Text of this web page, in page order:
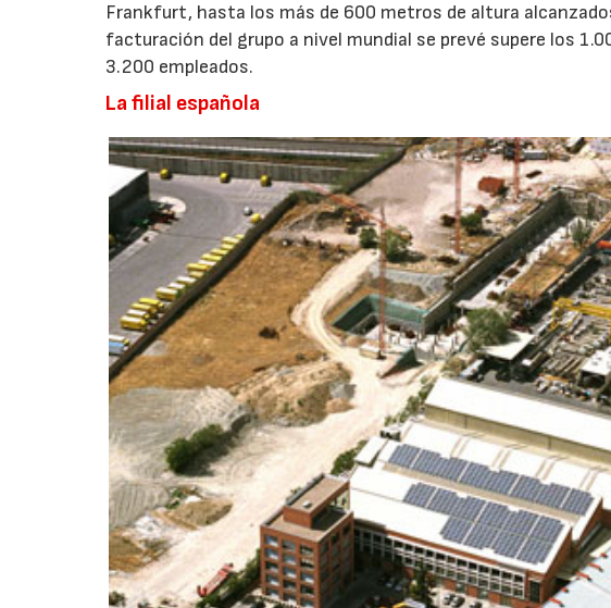
Frankfurt, hasta los más de 600 metros de altura
facturación del grupo a nivel mundial se prevé supere los
3.200 empleados.
La filial española